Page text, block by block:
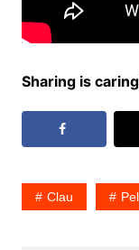
Sharing is
Clau